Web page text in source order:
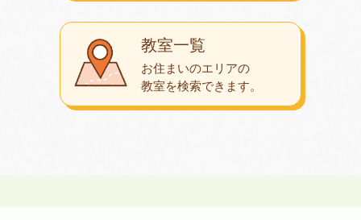
教室一覧
お住まいのエリアの
教室を検索できます。